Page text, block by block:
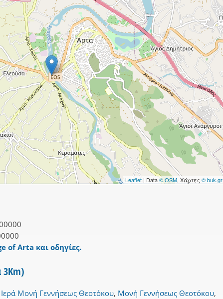
Leaflet| Data© OSM, Χάρτες © buk.gr
of Arta και οδηγίες.
3Km)
Ιερά Μονή Γεννήσεως Θεοτόκου, Μονή Γεννήσεως Θεοτόκου,